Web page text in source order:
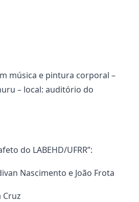
música e pintura corporal –
– local: auditório do
do LABEHD/UFRR”:
Nascimento e João Frota
Cruz